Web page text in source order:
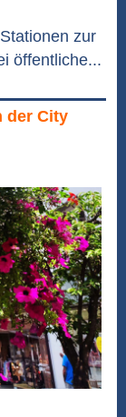
zur
öffentliche...
der City